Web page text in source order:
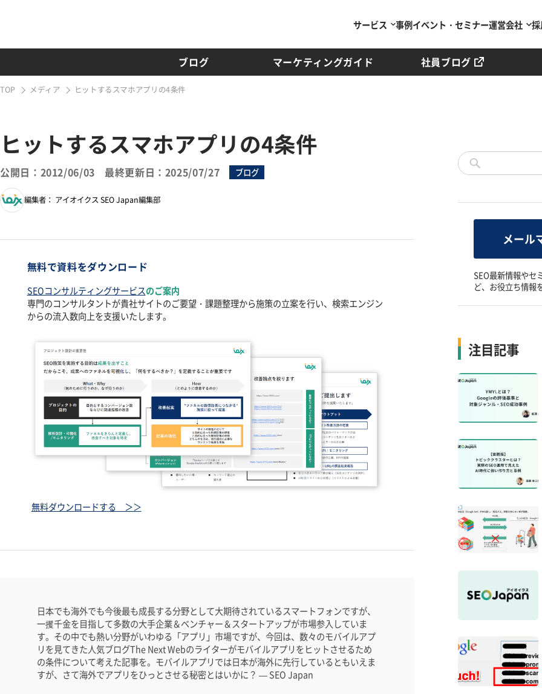
ブログ マーケティングガイド 社員ブログ
サービス 事例イベント・セミナー運営会社
TOP メディア ヒットするスマホアプリの4条件
ヒットするスマホアプリの4条件
公開日：2012/06/03 最終更新日：2025/07/27 ブログ
編集者： アイオイクス SEO Japan編集部
無料で資料をダウンロード
SEOコンサルティングサービスのご案内
専門のコンサルタントが貴社サイトのご要望・課題整理から施策の立案を行い、検索エンジン
からの流入数向上を支援いたします。
無料ダウンロードする ＞＞
日本でも海外でも今後最も成長する分野として大期待されているスマートフォンですが、
一攫千金を目指して多数の大手企業＆ベンチャー＆スタートアップが市場参入していま
す。その中でも熱い分野がいわゆる「アプリ」市場ですが、今回は、数々のモバイルアプ
リを見てきた人気ブログThe Next Webのライターがモバイルアプリをヒットさせるため
の条件について考えた記事を。モバイルアプリでは日本が海外に先行しているともいえま
すが、さて海外でアプリをひっとさせる秘密とはいかに？ — SEO Japan
メール
SEO最新情報やセ
ど、お役立ち情報
注目記事